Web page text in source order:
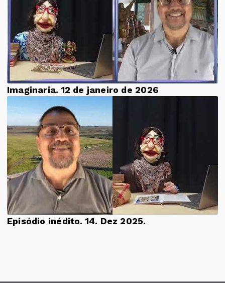
Imaginaria. 12 de janeiro de 2026
Episódio inédito. 14. Dez 2025.